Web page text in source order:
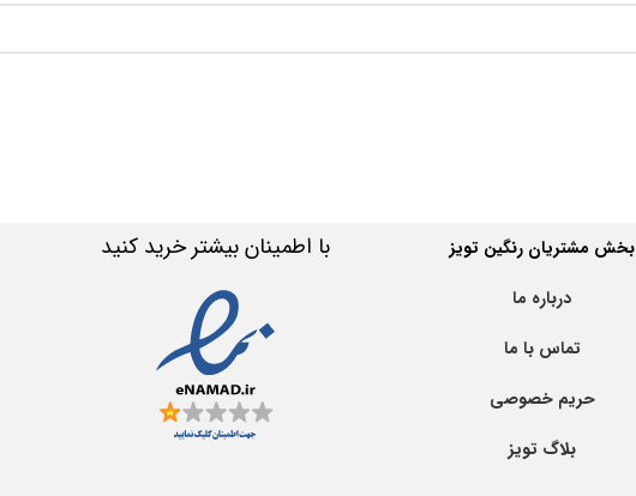
بخش مشتریان رنگین تویز
درباره ما
تماس با ما
حریم خصوصی
بلاگ تویز
با اطمینان بیشتر خرید کنید